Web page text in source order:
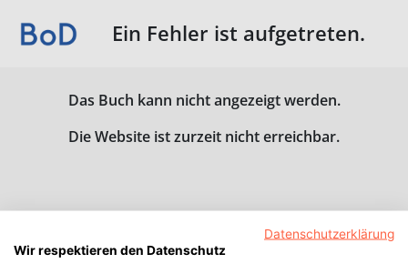
Ein Fehler ist aufgetreten.
Das Buch kann nicht angezeigt werden.
Die Website ist zurzeit nicht erreichbar.
Datenschutzerklärung
Wir respektieren den Datenschutz